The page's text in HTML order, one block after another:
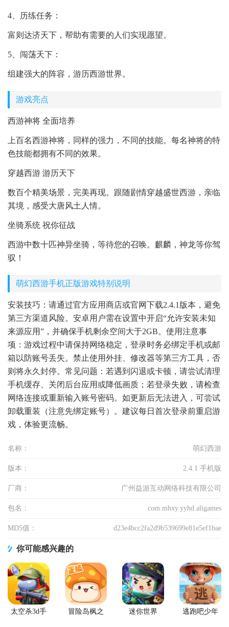
4、历练任务：
富则达济天下，帮助有需要的人们实现愿望。
5、闯荡天下：
组建强大的阵容，游历西游世界。
游戏亮点
西游神将 全面培养
上百名西游神将，同样的强力，不同的技能。每名神将的特
色技能都拥有不同的效果。
穿越西游 游历天下
数百个精美场景，完美再现。跟随剧情穿越盛世西游，亲临
其境，感受大唐风土人情。
坐骑系统 祝你征战
西游中数十匹神异坐骑，等待您的召唤。麒麟，神龙等你驾
驭！
萌幻西游手机正版游戏特别说明
安装技巧：请通过官方应用商店或官网下载2.4.1版本，避免
第三方渠道风险。安卓用户需在设置中开启“允许安装未知
来源应用”，并确保手机剩余空间大于2GB。使用注意事
项：游戏过程中请保持网络稳定，登录时务必绑定手机或邮
箱以防账号丢失。禁止使用外挂、修改器等第三方工具，否
则将永久封停。常见问题：若遇到闪退或卡顿，请尝试清理
手机缓存、关闭后台应用或降低画质；若登录失败，请检查
网络连接或重新输入账号密码。如更新后无法进入，可尝试
卸载重装（注意先绑定账号）。建议每日首次登录前重启游
戏，体验更流畅。
名称： 萌幻西游
版本： 2.4.1 手机版
厂商： 广州益游互动网络科技有限公司
包名： com.mhxy.yyhd.aligames
MD5值： d23e4bcc2fa2d9b539699e81e5ef1bae
你可能感兴趣的
太空杀3d手
冒险岛枫之
迷你世界
逃跑吧少年